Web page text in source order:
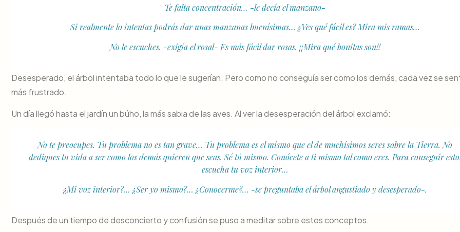
Te falta concentración… -le decía el manzano-
Si realmente lo intentas podrás dar unas manzanas buenísimas… ¿Ves qué fácil es? Mira mis ramas…
No le escuches. -exigía el rosal- Es más fácil dar rosas. ¡¡Mira qué bonitas son!!
Desesperado, el árbol intentaba todo lo que le sugerían. Pero como no conseguía ser como los demás, cada vez se
más frustrado.
Un día llegó hasta el jardín un búho, la más sabia de las aves. Al ver la desesperación del árbol exclamó:
No te preocupes. Tu problema no es tan grave… Tu problema es el mismo que el de muchísimos seres sobre la Tierra. No
dediques tu vida a ser como los demás quieren que seas. Sé tú mismo. Conócete a ti mismo tal como eres. Para conseguir esto,
escucha tu voz interior…
¿Mi voz interior?… ¿Ser yo mismo?… ¿Conocerme?… -se preguntaba el árbol angustiado y desesperado-.
Después de un tiempo de desconcierto y confusión se puso a meditar sobre estos conceptos.